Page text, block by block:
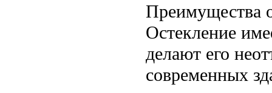
Преимущества
Остекление
делают его
современных